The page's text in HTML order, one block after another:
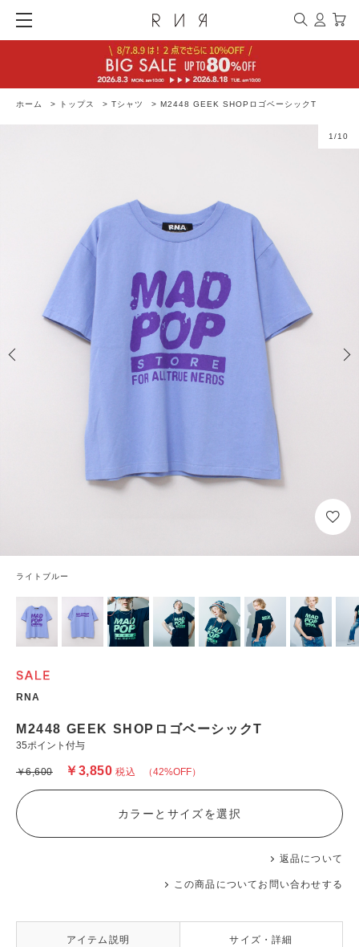
ホーム > トップス > Tシャツ > M2448 GEEK SHOPロゴベーシックT
1 /10
ライトブルー
RNA
M2448 GEEK SHOPロゴベーシックT
35ポイント付与
（42%OFF）
￥3,850 税込
￥6,600
返品について
この商品についてお問い合わせする
カラーとサイズを選択
アイテム説明 サイズ・詳細